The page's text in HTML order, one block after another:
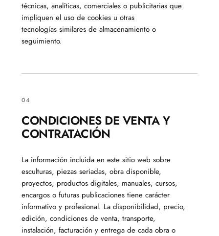
técnicas, analíticas, comerciales o publicitarias que
impliquen el uso de cookies u otras
tecnologías similares de almacenamiento o
seguimiento.
04
CONDICIONES DE VENTA Y
CONTRATACIÓN
La información incluida en este sitio web sobre
esculturas, piezas seriadas, obra disponible,
proyectos, productos digitales, manuales, cursos,
encargos o futuras publicaciones tiene carácter
informativo y profesional. La disponibilidad, precio,
edición, condiciones de venta, transporte,
instalación, facturación y entrega de cada obra o